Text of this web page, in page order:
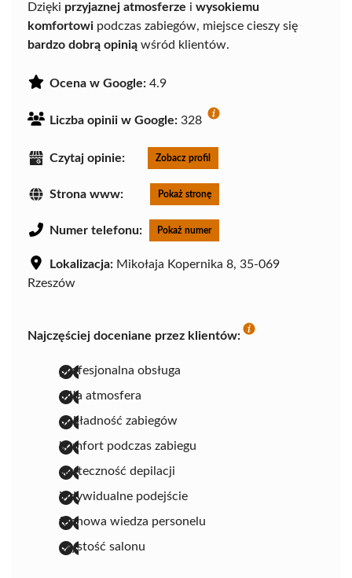
Dzięki przyjaznej atmosferze i wysokiemu
komfortowi podczas zabiegów, miejsce cieszy się
bardzo dobrą opinią wśród klientów.
Ocena w Google: 4.9
Liczba opinii w Google: 328
Czytaj opinie: Zobacz profil
Strona www: Pokaż stronę
Numer telefonu: Pokaż numer
Lokalizacja: Mikołaja Kopernika 8, 35-069
Rzeszów
Najczęściej doceniane przez klientów:
profesjonalna obsługa
miła atmosfera
dokładność zabiegów
komfort podczas zabiegu
skuteczność depilacji
indywidualne podejście
fachowa wiedza personelu
czystość salonu